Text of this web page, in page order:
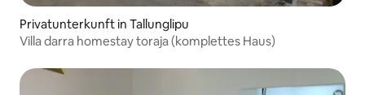
Privatunterkunft in Tallunglipu
Villa darra homestay toraja (komplettes Haus)